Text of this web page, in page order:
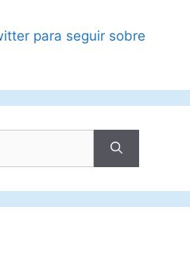
para seguir sobre